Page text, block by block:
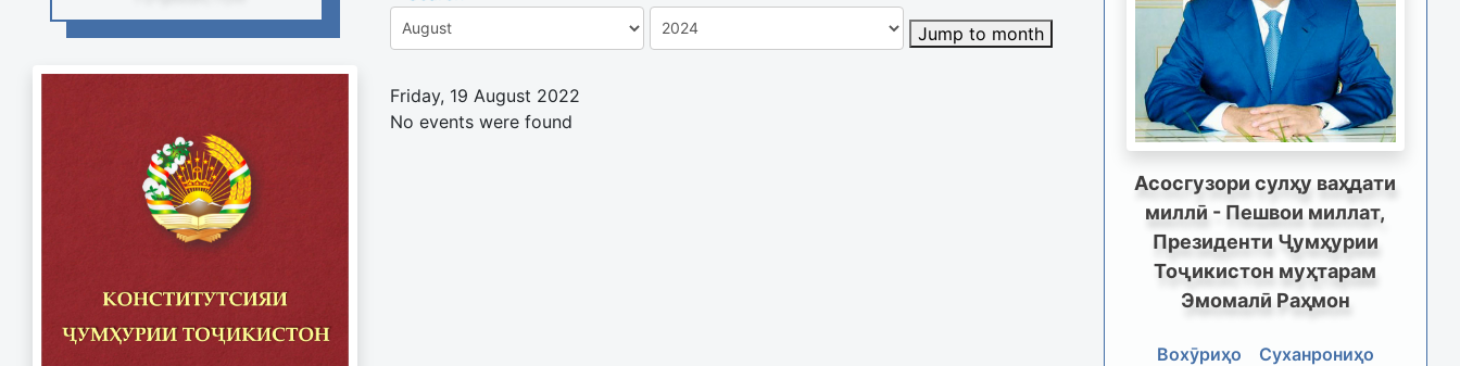
Jump to month
Friday, 19 August 2022
No events were found
Асосгузори сулҳу ваҳдати
миллӣ - Пешвои миллат,
Президенти Ҷумҳурии
Тоҷикистон муҳтарам
Эмомалӣ Раҳмон
Вохӯриҳо
Суханрониҳо